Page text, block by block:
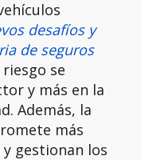
desafíos y
de seguros
se
y más en la
Además, la
más
gestionan los